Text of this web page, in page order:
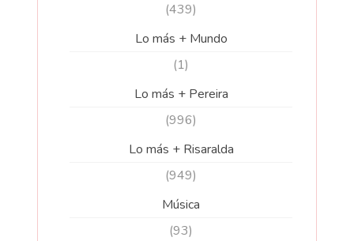
(439)
Lo más + Mundo
(1)
Lo más + Pereira
(996)
Lo más + Risaralda
(949)
Música
(93)